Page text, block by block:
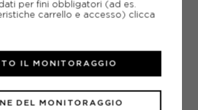
la taglia giusta?
DA NOI
per fini obbligatori (ad es.
carrello e accesso) clicca
DEL MONITORAGGIO
IL MONITORAGGIO